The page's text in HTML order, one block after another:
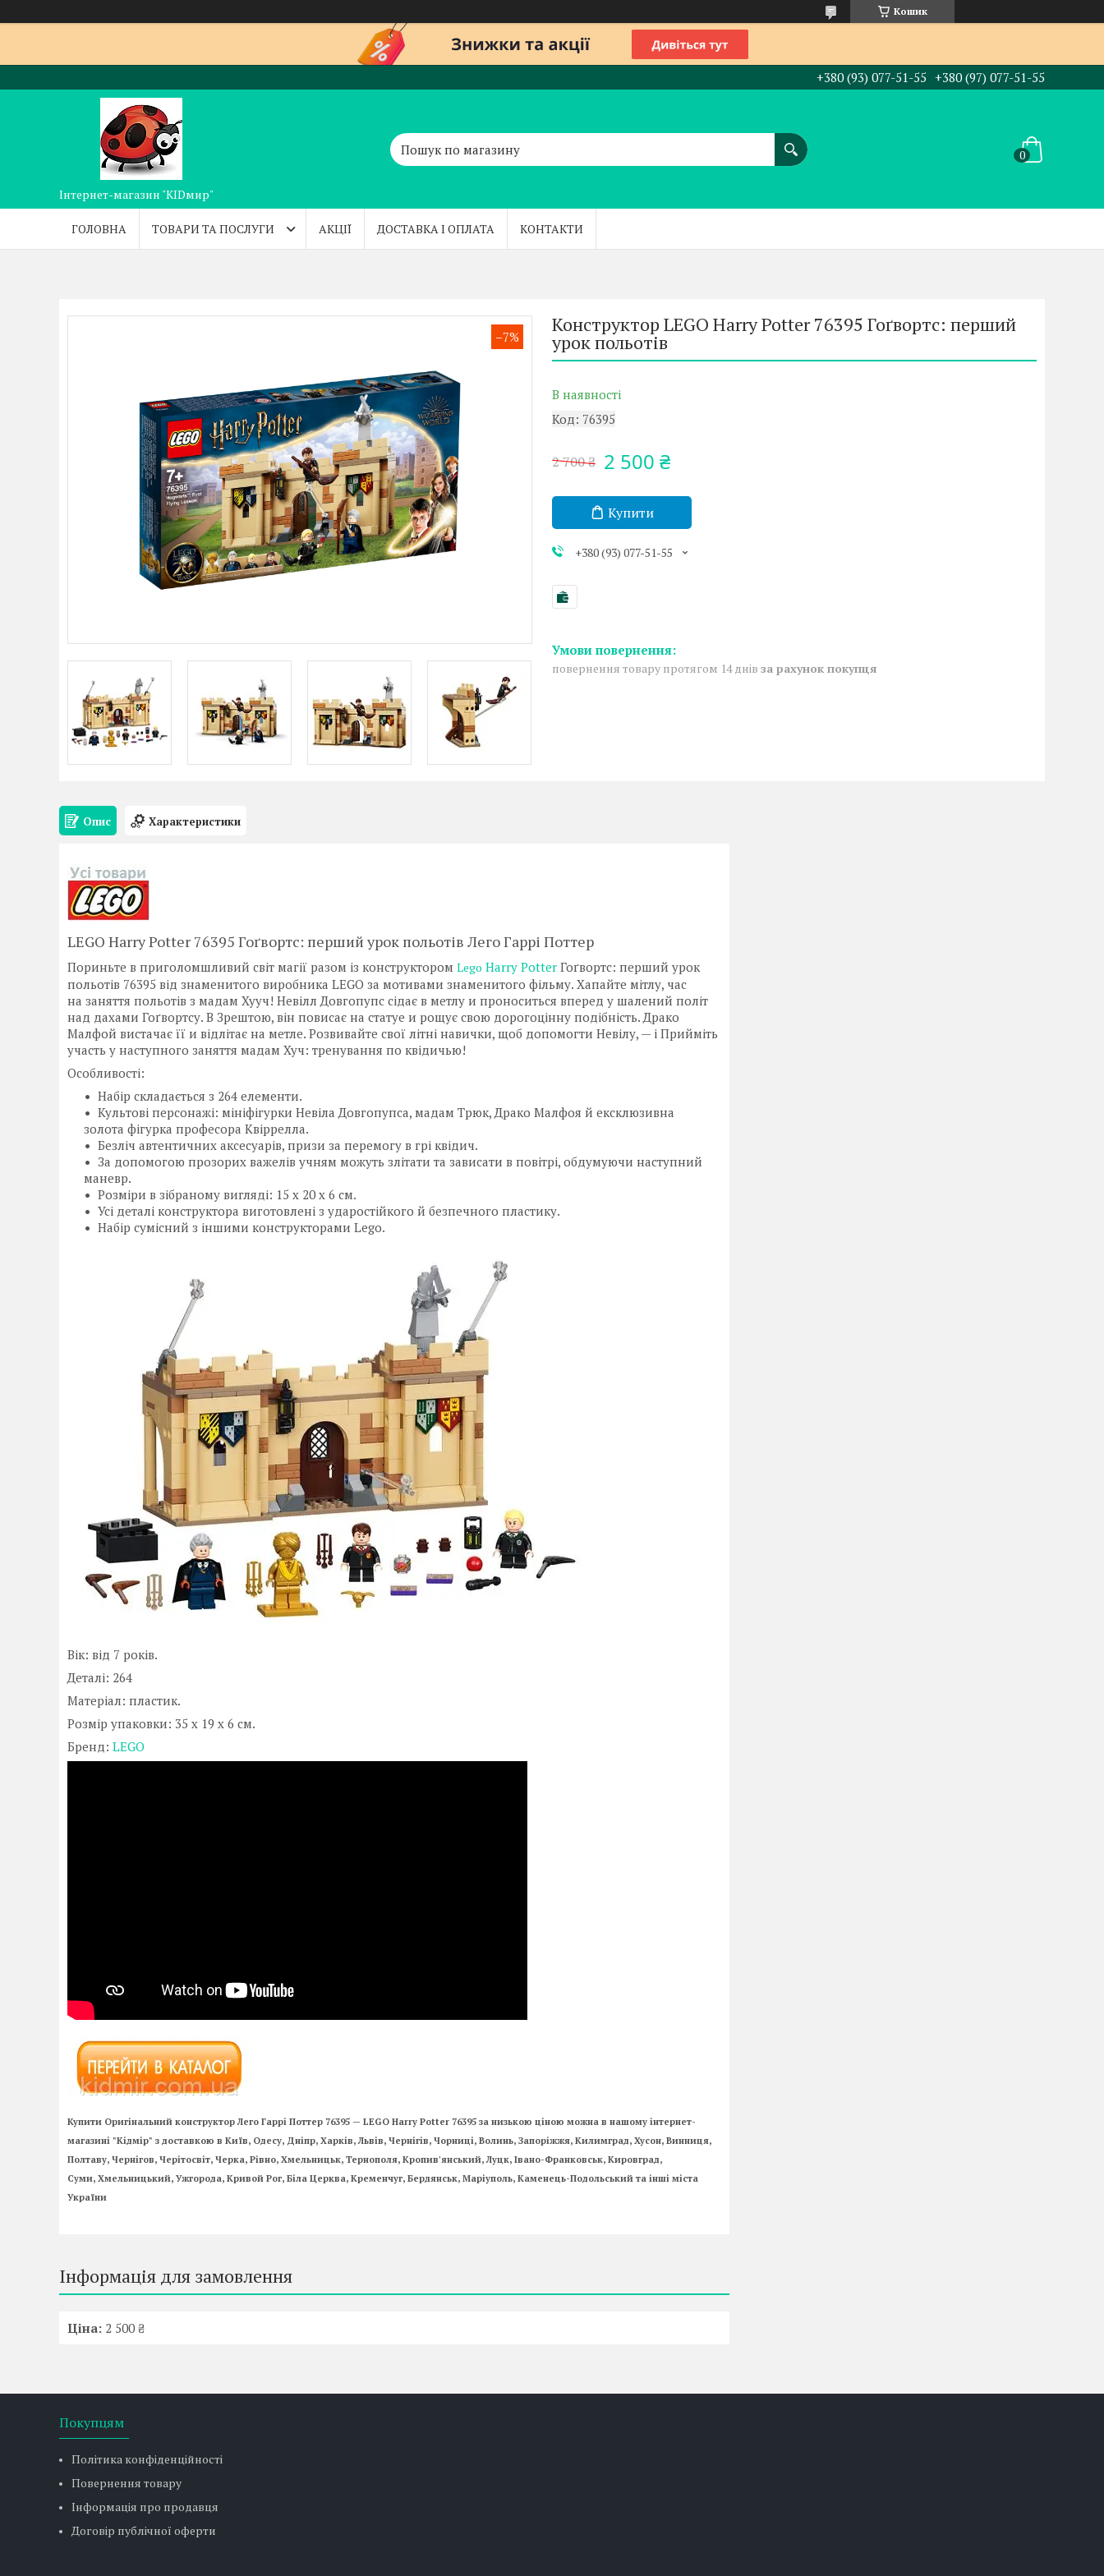
Кошик
+380 (93) 077-51-55 +380 (97) 077-51-55
Інтернет-магазин "KIDмир"
ГОЛОВНА ТОВАРИ ТА ПОСЛУГИ АКЦІЇ ДОСТАВКА І ОПЛАТА КОНТАКТИ
–7%
Конструктор LEGO Harry Potter 76395 Гоґвортс: перший
урок польотів
В наявності
Код: 76395
2 700 ₴ 2 500 ₴
Купити
+380 (93) 077-51-55
повернення товару протягом 14 днів за рахунок покупця
Опис Характеристики
LEGO Harry Potter 76395 Гоґвортс: перший урок польотів Лего Гаррі Поттер
Пориньте в приголомшливий світ магії разом із конструктором Lego Harry Potter Гоґвортс: перший урок
польотів 76395 від знаменитого виробника LEGO за мотивами знаменитого фільму. Хапайте мітлу, час
на заняття польотів з мадам Хууч! Невілл Довгопупс сідає в метлу и проноситься вперед у шалений політ
над дахами Гоґвортсу. В Зрештою, він повисає на статуе и рощує свою дорогоцінну подібність. Драко
Малфой вистачає її и відлітає на метле. Розвивайте свої літні навички, щоб допомогти Невілу, — і Прийміть
участь у наступного заняття мадам Хуч: тренування по квідичью!
Особливості:
Набір складається з 264 елементи.
Культові персонажі: мініфігурки Невіла Довгопупса, мадам Трюк, Драко Малфоя й ексклюзивна
золота фігурка професора Квіррелла.
Безліч автентичних аксесуарів, призи за перемогу в грі квідич.
За допомогою прозорих важелів учням можуть злітати та зависати в повітрі, обдумуючи наступний
маневр.
Розміри в зібраному вигляді: 15 х 20 х 6 см.
Усі деталі конструктора виготовлені з ударостійкого й безпечного пластику.
Набір сумісний з іншими конструкторами Lego.
Вік: від 7 років.
Деталі: 264
Матеріал: пластик.
Розмір упаковки: 35 x 19 x 6 см.
Бренд: LEGO
Купити Оригінальний конструктор Лего Гаррі Поттер 76395 — LEGO Harry Potter 76395 за низькою ціною можна в нашому інтернет-
магазині "Кідмір" з доставкою в Київ, Одесу, Дніпр, Харків, Львів, Чернігів, Чорниці, Волинь, Запоріжжя, Килимград, Хусон, Винниця,
Полтаву, Чернігов, Черітосвіт, Черка, Рівно, Хмельницьк, Тернополя, Кропив'янський, Луцк, Івано-Франковськ, Кировград,
Суми, Хмельницький, Ужгорода, Кривой Рог, Біла Церква, Кременчуг, Бердянськ, Маріуполь, Каменець-Подольський та інші міста
України
Інформація для замовлення
Ціна: 2 500 ₴
Покупцям
Політика конфіденційності
Повернення товару
Інформація про продавця
Договір публічної оферти